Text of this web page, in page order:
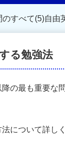
のすべて(5)自由
る勉強法
の最も重要な
について詳し